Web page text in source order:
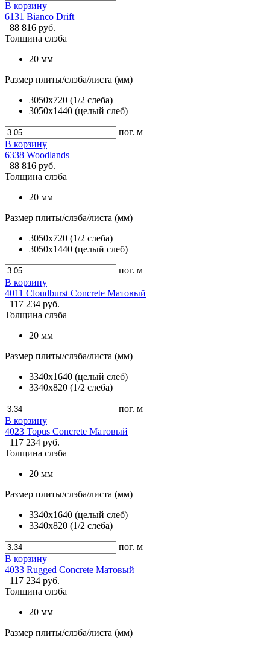
В корзину
6131 Bianco Drift
88 816 руб.
Толщина слэба
20 мм
Размер плиты/слэба/листа (мм)
3050x720 (1/2 слеба)
3050x1440 (целый слеб)
пог. м
В корзину
6338 Woodlands
88 816 руб.
Толщина слэба
20 мм
Размер плиты/слэба/листа (мм)
3050x720 (1/2 слеба)
3050x1440 (целый слеб)
пог. м
В корзину
4011 Cloudburst Concrete Матовый
117 234 руб.
Толщина слэба
20 мм
Размер плиты/слэба/листа (мм)
3340х1640 (целый слеб)
3340х820 (1/2 слеба)
пог. м
В корзину
4023 Topus Concrete Матовый
117 234 руб.
Толщина слэба
20 мм
Размер плиты/слэба/листа (мм)
3340х1640 (целый слеб)
3340х820 (1/2 слеба)
пог. м
В корзину
4033 Rugged Concrete Матовый
117 234 руб.
Толщина слэба
20 мм
Размер плиты/слэба/листа (мм)